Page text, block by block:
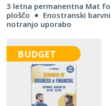
3 letna permanentna Mat
ploščo
Enostranski
notranjo uporabo
BUDGET